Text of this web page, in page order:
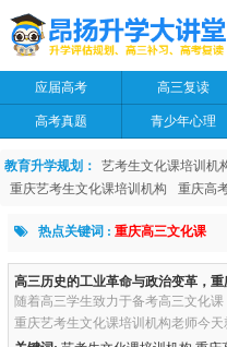
应届高考 高三复读
高考真题 青少年心理
教育升学规划： 艺考生文化课培训机
重庆艺考生文化课培训机构
重庆高
热点关键词 : 重庆高三文化课
高三历史的工业革命与政治变革，
随着高三学生致力于备考高三文化
重庆艺考生文化课培训机构老师今